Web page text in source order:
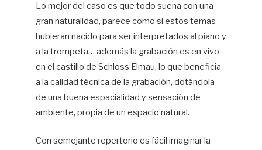
Lo mejor del caso es que todo suena con una
gran naturalidad, parece como si estos temas
hubieran nacido para ser interpretados al piano y
a la trompeta… además la grabación es en vivo
en el castillo de Schloss Elmau, lo que beneficia
a la calidad técnica de la grabación, dotándola
de una buena espacialidad y sensación de
ambiente, propia de un espacio natural.
Con semejante repertorio es fácil imaginar la